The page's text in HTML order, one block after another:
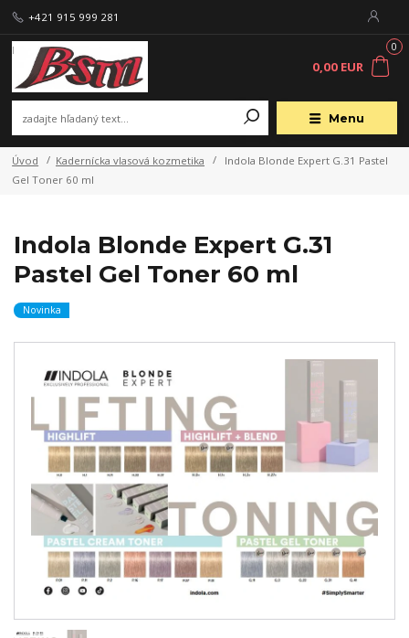
Menu
+421 915 999 281
0
0,00 EUR
Úvod Kadernícka vlasová kozmetika
Indola Blonde Expert G.31 Pastel
Gel Toner 60 ml
Indola Blonde Expert G.31
Pastel Gel Toner 60 ml
Novinka